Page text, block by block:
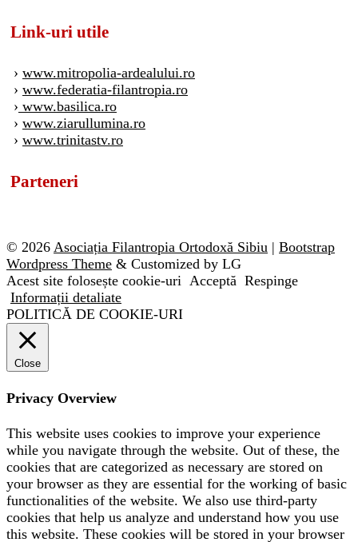
Link-uri utile
› www.mitropolia-ardealului.ro
› www.federatia-filantropia.ro
› www.basilica.ro
› www.ziarullumina.ro
› www.trinitastv.ro
Parteneri
© 2026 Asociația Filantropia Ortodoxă Sibiu | Bootstrap
Wordpress Theme & Customized by LG
Acest site folosește cookie-uri Acceptă Respinge
Informații detaliate
POLITICĂ DE COOKIE-URI
Close
Privacy Overview
This website uses cookies to improve your experience
while you navigate through the website. Out of these, the
cookies that are categorized as necessary are stored on
your browser as they are essential for the working of basic
functionalities of the website. We also use third-party
cookies that help us analyze and understand how you use
this website. These cookies will be stored in your browser